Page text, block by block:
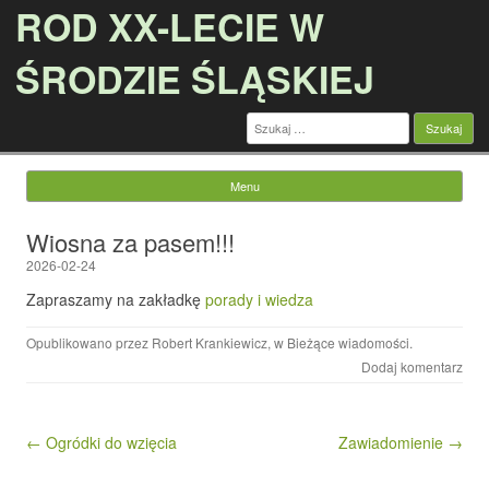
ROD XX-LECIE W
ŚRODZIE ŚLĄSKIEJ
Szukaj:
Menu
Wiosna za pasem!!!
2026-02-24
Zapraszamy na zakładkę porady i wiedza
Opublikowano przez Robert Krankiewicz, w Bieżące wiadomości.
Dodaj komentarz
Nawigacja wpisu
← Ogródki do wzięcia Zawiadomienie →